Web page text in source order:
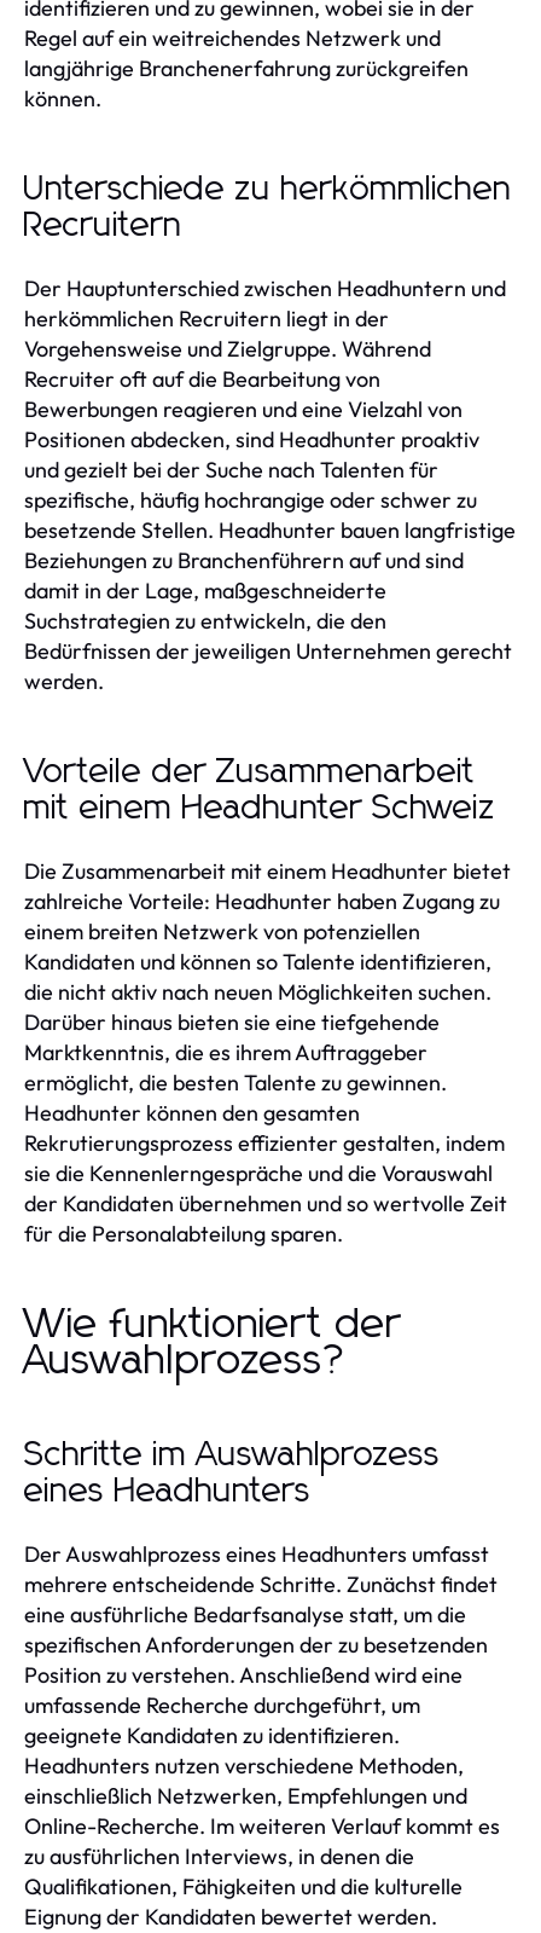
identifizieren und zu gewinnen, wobei sie in der
Regel auf ein weitreichendes Netzwerk und
langjährige Branchenerfahrung zurückgreifen
können.
Unterschiede zu herkömmlichen
Recruitern
Der Hauptunterschied zwischen Headhuntern und
herkömmlichen Recruitern liegt in der
Vorgehensweise und Zielgruppe. Während
Recruiter oft auf die Bearbeitung von
Bewerbungen reagieren und eine Vielzahl von
Positionen abdecken, sind Headhunter proaktiv
und gezielt bei der Suche nach Talenten für
spezifische, häufig hochrangige oder schwer zu
besetzende Stellen. Headhunter bauen langfristige
Beziehungen zu Branchenführern auf und sind
damit in der Lage, maßgeschneiderte
Suchstrategien zu entwickeln, die den
Bedürfnissen der jeweiligen Unternehmen gerecht
werden.
Vorteile der Zusammenarbeit
mit einem Headhunter Schweiz
Die Zusammenarbeit mit einem Headhunter bietet
zahlreiche Vorteile: Headhunter haben Zugang zu
einem breiten Netzwerk von potenziellen
Kandidaten und können so Talente identifizieren,
die nicht aktiv nach neuen Möglichkeiten suchen.
Darüber hinaus bieten sie eine tiefgehende
Marktkenntnis, die es ihrem Auftraggeber
ermöglicht, die besten Talente zu gewinnen.
Headhunter können den gesamten
Rekrutierungsprozess effizienter gestalten, indem
sie die Kennenlerngespräche und die Vorauswahl
der Kandidaten übernehmen und so wertvolle Zeit
für die Personalabteilung sparen.
Wie funktioniert der
Auswahlprozess?
Schritte im Auswahlprozess
eines Headhunters
Der Auswahlprozess eines Headhunters umfasst
mehrere entscheidende Schritte. Zunächst findet
eine ausführliche Bedarfsanalyse statt, um die
spezifischen Anforderungen der zu besetzenden
Position zu verstehen. Anschließend wird eine
umfassende Recherche durchgeführt, um
geeignete Kandidaten zu identifizieren.
Headhunters nutzen verschiedene Methoden,
einschließlich Netzwerken, Empfehlungen und
Online-Recherche. Im weiteren Verlauf kommt es
zu ausführlichen Interviews, in denen die
Qualifikationen, Fähigkeiten und die kulturelle
Eignung der Kandidaten bewertet werden.